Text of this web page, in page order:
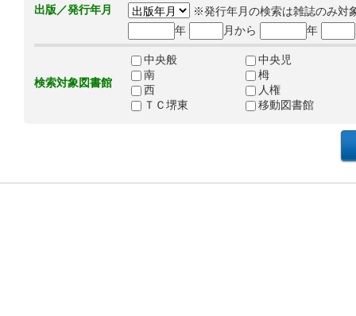
出版／発行年月
※発行年月の検索は雑誌のみ対
年
月から 年
検索対象図書館
中央般
中央児
南
栂
西
人権
ＴＣ堺東
移動図書館